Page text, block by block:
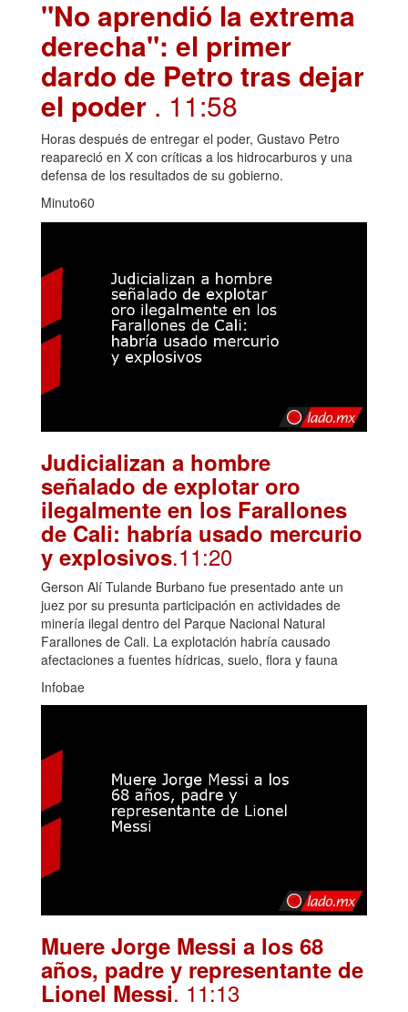
"No aprendió la extrema
derecha": el primer
dardo de Petro tras dejar
el poder . 11:58
Horas después de entregar el poder, Gustavo Petro
reapareció en X con críticas a los hidrocarburos y una
defensa de los resultados de su gobierno.
Minuto60
Judicializan a hombre
señalado de explotar oro
ilegalmente en los Farallones
de Cali: habría usado mercurio
y explosivos.11:20
Gerson Alí Tulande Burbano fue presentado ante un
juez por su presunta participación en actividades de
minería ilegal dentro del Parque Nacional Natural
Farallones de Cali. La explotación habría causado
afectaciones a fuentes hídricas, suelo, flora y fauna
Infobae
Muere Jorge Messi a los 68
años, padre y representante de
Lionel Messi. 11:13